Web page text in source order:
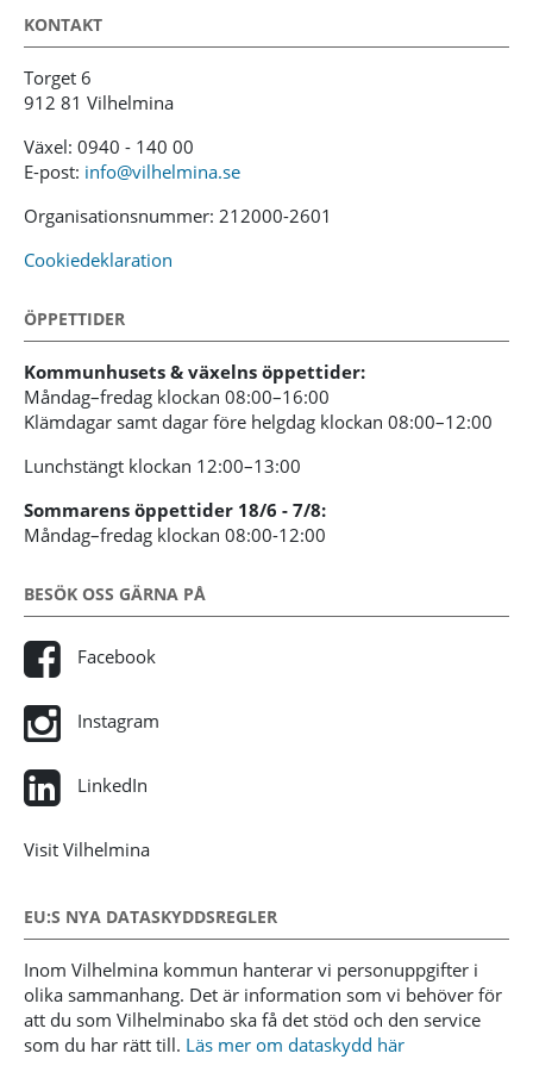
KONTAKT
Torget 6
912 81 Vilhelmina
Växel: 0940 - 140 00
E-post: info@vilhelmina.se
Organisationsnummer: 212000-2601
Cookiedeklaration
ÖPPETTIDER
Kommunhusets & växelns öppettider:
Måndag–fredag klockan 08:00–16:00
Klämdagar samt dagar före helgdag klockan 08:00–12:00
Lunchstängt klockan 12:00–13:00
Sommarens öppettider 18/6 - 7/8:
Måndag–fredag klockan 08:00-12:00
BESÖK OSS GÄRNA PÅ
Facebook
Instagram
LinkedIn
Visit Vilhelmina
EU:S NYA DATASKYDDSREGLER
Inom Vilhelmina kommun hanterar vi personuppgifter i
olika sammanhang. Det är information som vi behöver för
att du som Vilhelminabo ska få det stöd och den service
som du har rätt till. Läs mer om dataskydd här